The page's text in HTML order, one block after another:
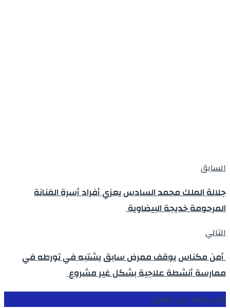
السابق
جلالة الملك محمد السادس يعزي أفراد أسرة الفنانة
المرحومة خديجة البيضاوية
التالي
أمن مكناس يوقف ممرض سابق يشتبه في تورطه في
ممارسة أنشطة علاجية بشكل غير مشروع
قم بكتابة اول تعليق